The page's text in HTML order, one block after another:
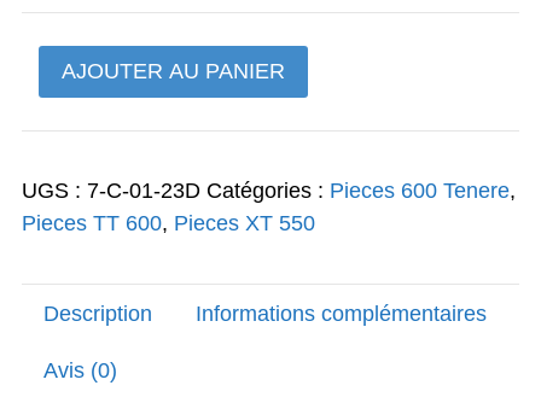
était :
19,00€.
est :
16,00€.
quantité
de
axe
fourchette
600TT
AJOUTER AU PANIER
UGS : 7-C-01-23D Catégories : Pieces 600 Tenere,
Pieces TT 600, Pieces XT 550
Description Informations complémentaires
Avis (0)